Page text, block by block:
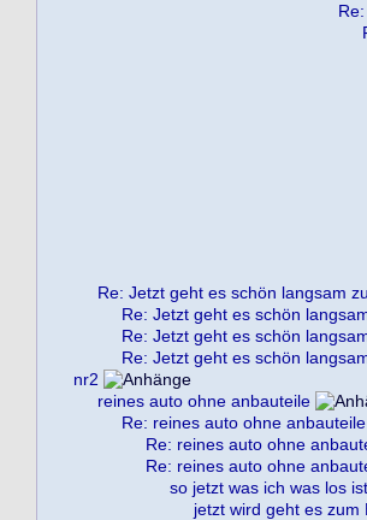
Re: Jetzt geht es schön langsam
Re: Jetzt geht es schön
Re: Jetzt geht es schön
Re: Jetzt geht es schön
nr2
reines auto ohne anbauteile
Re: reines auto ohne anbauteile
Re: reines auto ohne
Re: reines auto ohne
so jetzt was ich was los
jetzt wird geht es zum